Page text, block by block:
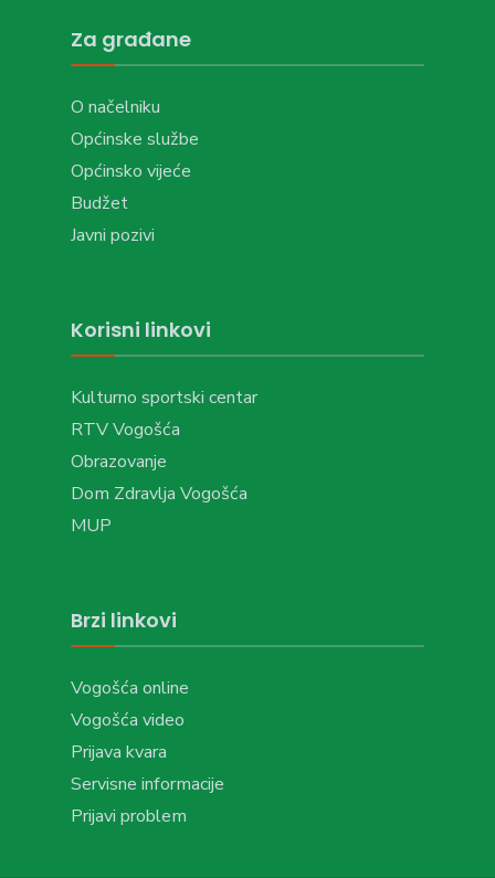
Za građane
O načelniku
Općinske službe
Općinsko vijeće
Budžet
Javni pozivi
Korisni linkovi
Kulturno sportski centar
RTV Vogošća
Obrazovanje
Dom Zdravlja Vogošća
MUP
Brzi linkovi
Vogošća online
Vogošća video
Prijava kvara
Servisne informacije
Prijavi problem